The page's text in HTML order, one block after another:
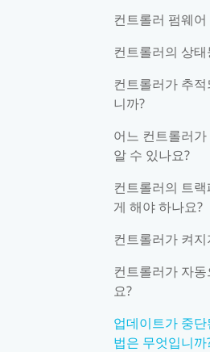
컨트롤러 펌웨
컨트롤러의 상
컨트롤러가 추
니까?
어느 컨트롤러
알 수 있나요?
컨트롤러의 트
게 해야 하나요?
컨트롤러가 켜
컨트롤러가 자
요?
업데이트가 중
법은 무엇입니까